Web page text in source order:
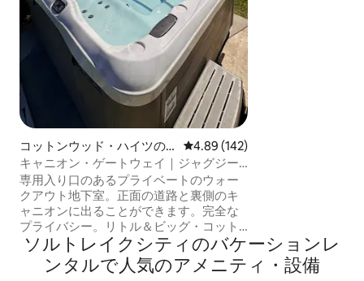
コットンウッド・ハイツの
一軒家
レビュー142件、5つ星中4.89つ
4.89 (142)
キャニオン・ゲートウェイ｜ジャグジー
+ハイキング｜コットンウッド
専用入り口のあるプライベートのウォー
クアウト地下室。正面の道路と裏側のキ
ャニオンに出ることができます。完全な
プライバシー。リトル＆ビッグ・コット
ンウッド・キャニオンのふもとにある完
璧なキャニオンのベースキャンプを見つ
けてください。ソルトレイクバレーのパ
ソルトレイクシティのバケーションレ
ンタルで人気のアメニティ・設備